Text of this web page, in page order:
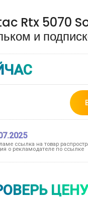
Rtx 5070
и
ссылка на товар
о рекламодателе по ссылке
ЦЕНУ